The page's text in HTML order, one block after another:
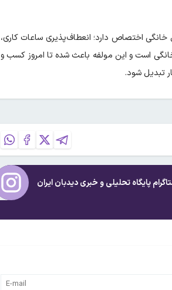
به مشاغل خانگی اختصاص دارد؛ انعطاف‌پذیری ساعات کاری،
است و این مولفه باعث شده تا امروز کسب و
تبدیل شود.
پایگاه تحلیلی و خبریدیدبان ایران